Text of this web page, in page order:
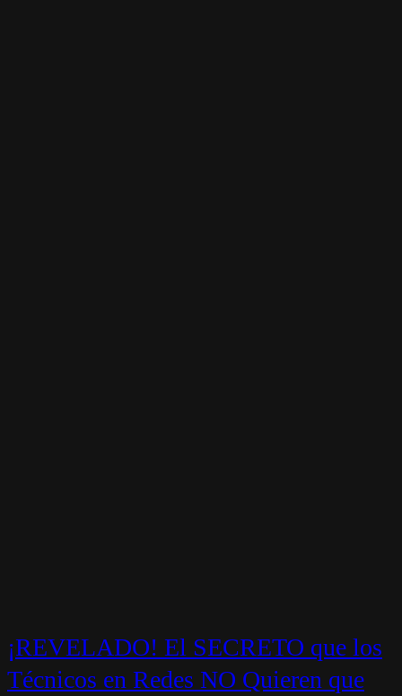
¡REVELADO! El SECRETO que los
Técnicos en Redes NO Quieren que